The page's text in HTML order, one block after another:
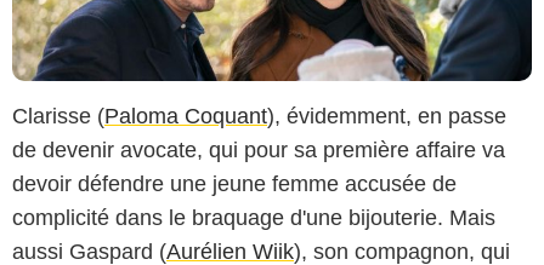
Clarisse (Paloma Coquant), évidemment, en passe
de devenir avocate, qui pour sa première affaire va
devoir défendre une jeune femme accusée de
complicité dans le braquage d'une bijouterie. Mais
aussi Gaspard (Aurélien Wiik), son compagnon, qui